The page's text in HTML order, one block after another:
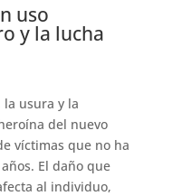
uso
y la lucha
usura y la
del nuevo
víctimas que no ha
El daño que
al individuo,